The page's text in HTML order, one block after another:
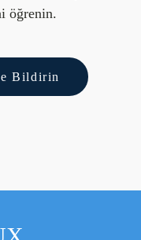
öğrenin.
Bildirin